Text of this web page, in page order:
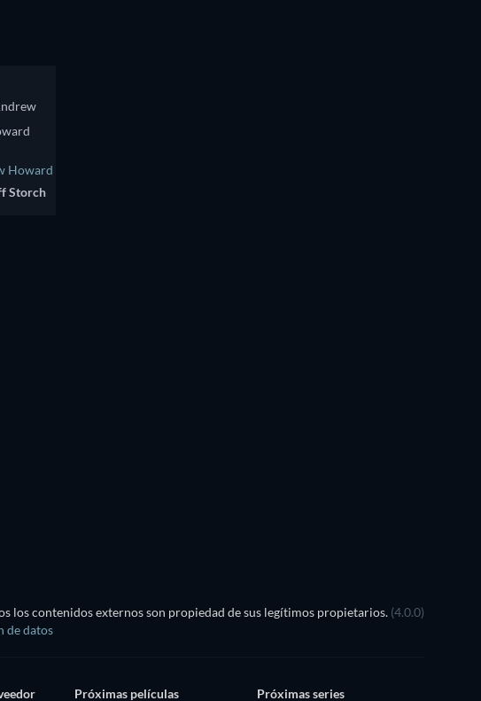
Howard
Storch
los contenidos externos son propiedad de sus legítimos propietarios. (4.0.0)
de datos
Próximas películas Próximas series